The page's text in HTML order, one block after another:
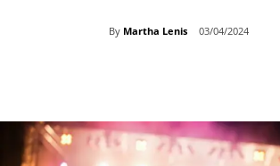
By Martha Lenis 03/04/2024